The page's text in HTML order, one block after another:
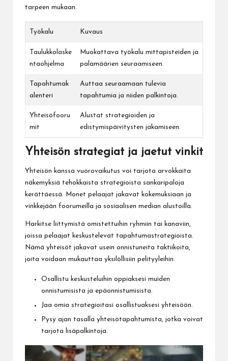
tarpeen mukaan.
Työkalu Kuvaus
Taulukkolaske
ntaohjelma
Muokattava työkalu mittapisteiden ja
palamäärien seuraamiseen.
Tapahtumak
alenteri
Auttaa seuraamaan tulevia
tapahtumia ja niiden palkintoja.
Yhteisöfooru
mit
Alustat strategioiden ja
edistymispäivitysten jakamiseen.
Yhteisön strategiat ja jaetut vinkit
Yhteisön kanssa vuorovaikutus voi tarjota arvokkaita
näkemyksiä tehokkaista strategioista sankaripaloja
kerättäessä. Monet pelaajat jakavat kokemuksiaan ja
vinkkejään foorumeilla ja sosiaalisen median alustoilla.
Harkitse liittymistä omistettuihin ryhmiin tai kanaviin,
joissa pelaajat keskustelevat tapahtumastrategioista.
Nämä yhteisöt jakavat usein onnistuneita taktiikoita,
joita voidaan mukauttaa yksilöllisiin pelityyleihin.
Osallistu keskusteluihin oppiaksesi muiden
onnistumisista ja epäonnistumisista.
Jaa omia strategioitasi osallistuaksesi yhteisöön.
Pysy ajan tasalla yhteisötapahtumista, jotka voivat
tarjota lisäpalkintoja.